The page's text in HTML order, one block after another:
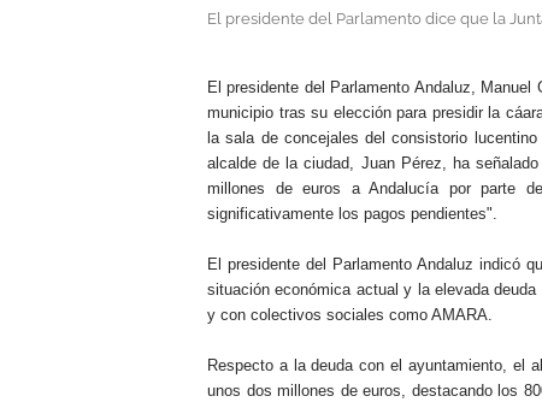
El presidente del Parlamento dice que la
El presidente del Parlamento Andaluz,
municipio tras su elección para presidir la
la sala de concejales del consistorio
alcalde de la ciudad, Juan Pérez, ha
millones de euros a Andalucía por parte
significativamente los pagos pendientes".
El presidente del Parlamento Andaluz indicó
situación económica actual y la elevada
y con colectivos sociales como AMARA.
Respecto a la deuda con el ayuntamiento, el
unos dos millones de euros, destacando los